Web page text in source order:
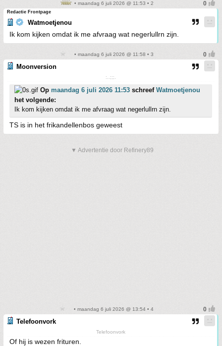
• maandag 6 juli 2026 @ 11:53 • 2
Redactie Frontpage
Watmoetjenou
Ik kom kijken omdat ik me afvraag wat negerlullrn zijn.
• maandag 6 juli 2026 @ 11:58 • 3
Moonversion
:..;;;.
Op maandag 6 juli 2026 11:53 schreef Watmoetjenou
het volgende:
Ik kom kijken omdat ik me afvraag wat negerlullrn zijn.
TS is in het frikandellenbos geweest
▼ Advertentie door Refinery89
• maandag 6 juli 2026 @ 13:54 • 4
Telefoonvork
Telefoonvork
Of hij is wezen frituren.